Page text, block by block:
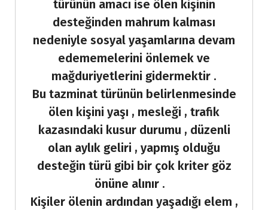
türünün amacı ise ölen kişinin
desteğinden mahrum kalması
nedeniyle sosyal yaşamlarına devam
edememelerini önlemek ve
mağduriyetlerini gidermektir .
Bu tazminat türünün belirlenmesinde
ölen kişini yaşı , mesleği , trafik
kazasındaki kusur durumu , düzenli
olan aylık geliri , yapmış olduğu
desteğin türü gibi bir çok kriter göz
önüne alınır .
Kişiler ölenin ardından yaşadığı elem ,